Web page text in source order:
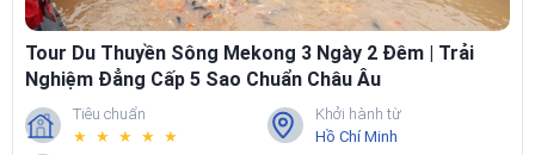
Tour Du Thuyền Sông Mekong 3 Ngày 2 Đêm | Trải
Nghiệm Đẳng Cấp 5 Sao Chuẩn Châu Âu
Tiêu chuẩn
★ ★ ★ ★ ★
Khởi hành từ
Hồ Chí Minh